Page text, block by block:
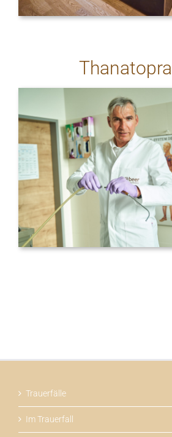
Trauerfälle
Im Trauerfall